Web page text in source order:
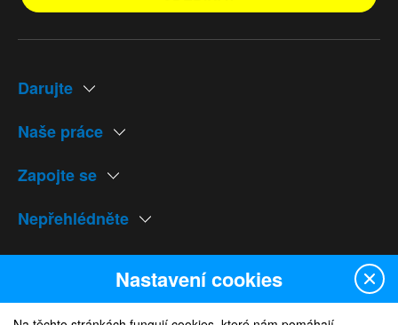
Darujte
Naše práce
Zapojte se
Nepřehlédněte
Naše weby
Nastavení cookies